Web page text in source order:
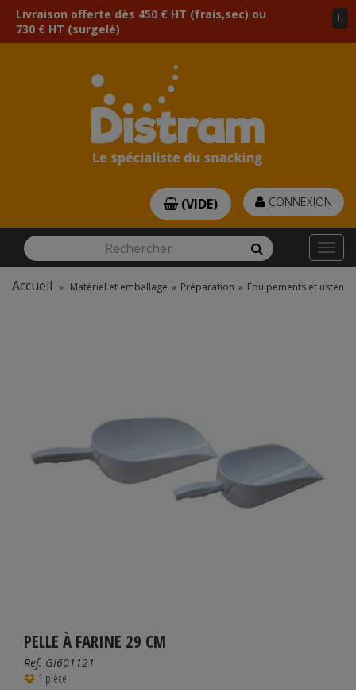
Livraison offerte dès 450 € HT (frais,sec) ou
730 € HT (surgelé)
Rechercher Rechercher
CONNEXION
(VIDE)
Accueil » Matériel et emballage » Préparation » Équipements et
PELLE À FARINE 29 CM
Ref: GI601121
1 pièce